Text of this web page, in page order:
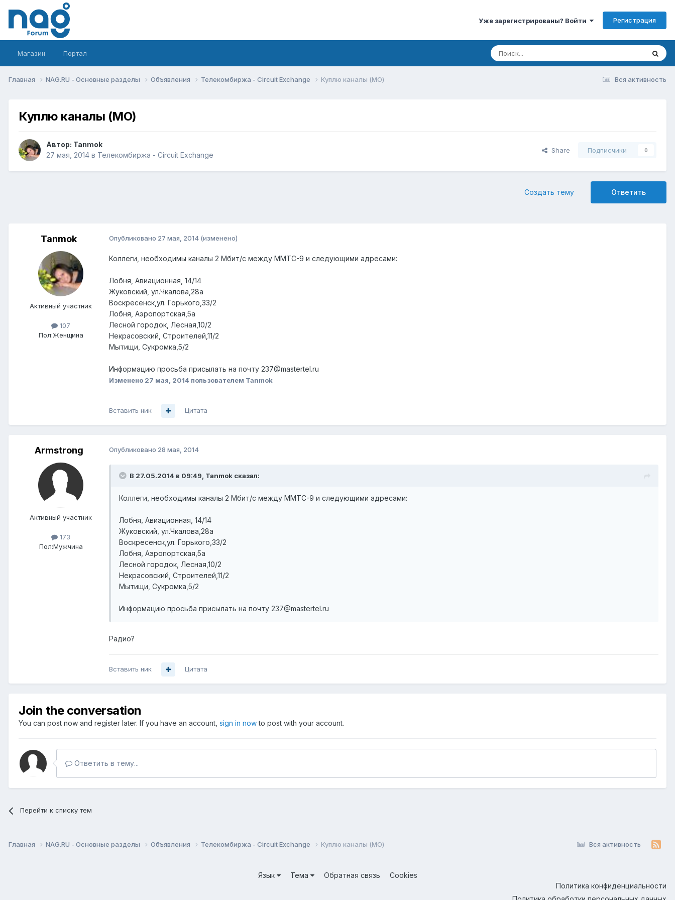
Уже зарегистрированы? Войти Регистрация
Магазин Портал
Вся активность
Главная NAG.RU - Основные разделы Объявления Телекомбиржа - Circuit Exchange Куплю каналы (МО)
Куплю каналы (МО)
Автор: Tanmok
27 мая, 2014 в Телекомбиржа - Circuit Exchange
Share Подписчики 0
Ответить
Создать тему
Tanmok
Активный участник
107
Пол:Женщина
Опубликовано 27 мая, 2014 (изменено)
Коллеги, необходимы каналы 2 Мбит/с между ММТС-9 и следующими адресами:
Лобня, Авиационная, 14/14
Жуковский, ул.Чкалова,28а
Воскресенск,ул. Горького,33/2
Лобня, Аэропортская,5а
Лесной городок, Лесная,10/2
Некрасовский, Строителей,11/2
Мытищи, Сукромка,5/2
Информацию просьба присылать на почту 237@mastertel.ru
Изменено 27 мая, 2014 пользователем Tanmok
Вставить ник Цитата
Armstrong
Активный участник
173
Пол:Мужчина
Опубликовано 28 мая, 2014
В 27.05.2014 в 09:49, Tanmok сказал:
Коллеги, необходимы каналы 2 Мбит/с между ММТС-9 и следующими адресами:
Лобня, Авиационная, 14/14
Жуковский, ул.Чкалова,28а
Воскресенск,ул. Горького,33/2
Лобня, Аэропортская,5а
Лесной городок, Лесная,10/2
Некрасовский, Строителей,11/2
Мытищи, Сукромка,5/2
Информацию просьба присылать на почту 237@mastertel.ru
Радио?
Вставить ник Цитата
Join the conversation
You can post now and register later. If you have an account, sign in nowto post with your account.
Ответить в тему...
Перейти к списку тем
Вся активность
Главная NAG.RU - Основные разделы Объявления Телекомбиржа - Circuit Exchange Куплю каналы (МО)
Язык Тема Обратная связь
Cookies
Политика конфиденциальности